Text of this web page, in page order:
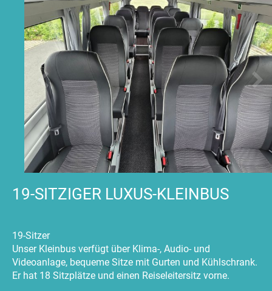
19-SITZIGER LUXUS-KLEINBUS
19-Sitzer
Unser Kleinbus verfügt über Klima-, Audio- und
Videoanlage, bequeme Sitze mit Gurten und Kühlschrank.
Er hat 18 Sitzplätze und einen Reiseleitersitz vorne.